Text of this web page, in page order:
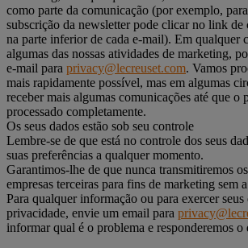
como parte da comunicação (por exemplo,
subscrição da newsletter pode clicar no link de
na parte inferior de cada e-mail). Em qualquer
algumas das nossas atividades de marketing,
e-mail para privacy@lecreuset.com. Vamos
mais rapidamente possível, mas em algumas
receber mais algumas comunicações até que o
processado completamente.
Os seus dados estão sob seu controle
Lembre-se de que está no controle dos seus
suas preferências a qualquer momento.
Garantimos-lhe de que nunca transmitiremos
empresas terceiras para fins de marketing sem
Para qualquer informação ou para exercer seus
privacidade, envie um email para
informar qual é o problema e responderemos o